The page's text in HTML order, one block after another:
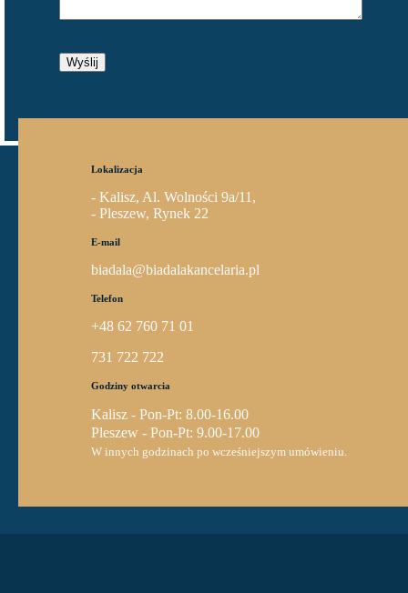
Lokalizacja
- Kalisz, Al. Wolności 9a/11,
- Pleszew, Rynek 22
E-mail
biadala@biadalakancelaria.pl
Telefon
+48 62 760 71 01
731 722 722
Godziny otwarcia
Kalisz - Pon-Pt: 8.00-16.00
Pleszew - Pon-Pt: 9.00-17.00
W innych godzinach po wcześniejszym umówieniu.